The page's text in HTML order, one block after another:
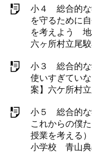
小４ 総合的
を守るために
を考えよう 地
六ヶ所村立尾
小３ 総合的
使いすぎてい
案】六ケ所村
小５ 総合的
これからの僕
授業を考える
小学校 青山典